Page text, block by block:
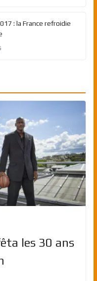
: la France refroidie
les 30 ans